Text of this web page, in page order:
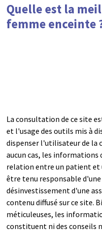
Quelle est la
femme enceinte
La consultation de ce site
et l'usage des outils mis à
dispenser l'utilisateur de la
aucun cas, les informations
relation entre un patient et
être tenu responsable
désinvestissement d'une
contenu diffusé sur ce site.
méticuleuses, les
constituent ni des conseils